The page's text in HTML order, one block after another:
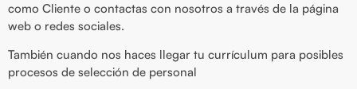
como Cliente o contactas con nosotros a través de la página
web o redes sociales.
También cuando nos haces llegar tu currículum para posibles
procesos de selección de personal